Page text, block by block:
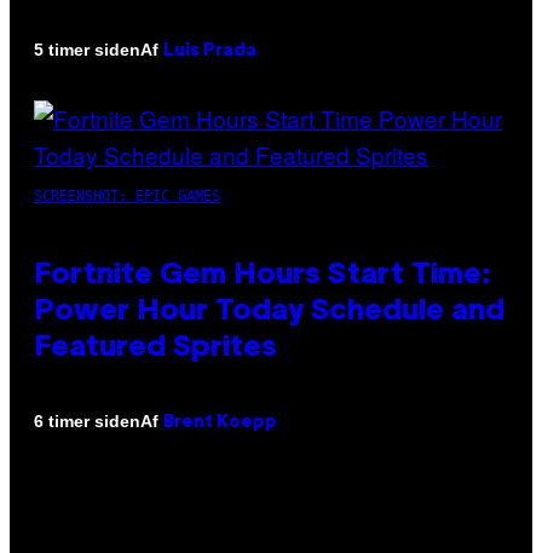
5 timer sidenAf Luis Prada
SCREENSHOT: EPIC GAMES
Fortnite Gem Hours Start Time:
Power Hour Today Schedule and
Featured Sprites
6 timer sidenAf Brent Koepp